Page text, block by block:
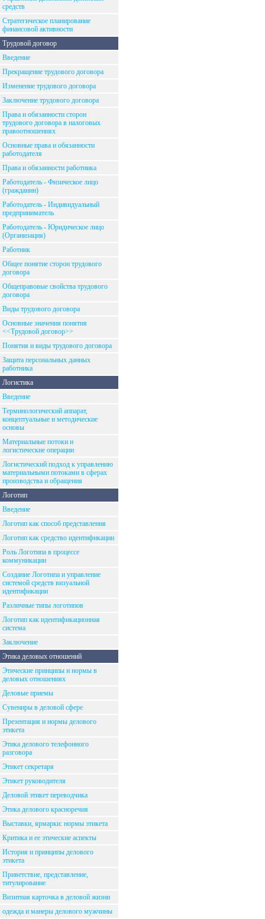
средств
Стратегическое планирование
финансовой активности
Трудовой договор
Введение
Прекращение трудового договора
Изменение трудового договора
Заключение трудового договора
Права и обязанности сторон
трудового договора в налоговых
правоотношениях
Основные права и обязанности
работодателя
Права и обязанности работника
Работодатель - Физическое лицо
(гражданин)
Работодатель - Индивидуальный
предприниматель
Работодатель - Юридическое лицо
(Организация)
Работник
Общее понятие сторон трудового
договора
Общеправовые свойства трудового
договора
Виды трудового договора
Основные значения понятия
<<Трудовой договор>>
Понятия и виды трудового договора
Защита персональных данных
работника
Логистика
Введение
Терминологический аппарат,
концептуальные и методические
основы
Материальные потоки и
логистические операции
Логистический подход к управлению
материальными потоками в сферах
производства и обращения
Логотип
Введение
Логотип как способ представления
Логотип как средство идентификации
Роль Логотипа в процессе
коммуникации
Создание Логотипа и управление
системой средств визуальной
идентификации
Различные типы логотипов
Логотип как идентификационная
система
Заключение
Этика деловых отношений
Этические принципы и нормы в
деловых отношениях
Деловые приемы
Сувениры в деловой сфере
Презентация и нормы делового
этикета
Этика делового телефонного
разговора
Этикет секретаря
Этикет руководителя
Деловой этикет переводчика
Этика делового красноречия
Выставки, ярмарки: нормы этикета
Критика и ее этические аспекты
История и принципы делового
этикета
Приветствие, представление,
титулирование
Визитная карточка в деловой жизни
одежда и манеры делового мужчины